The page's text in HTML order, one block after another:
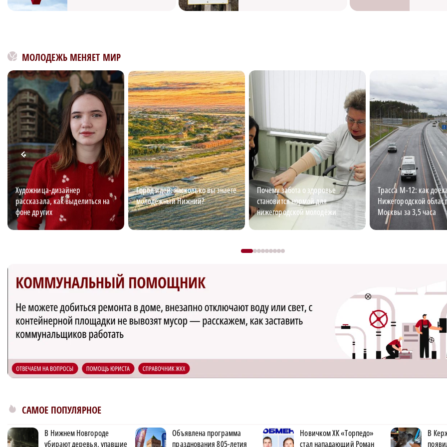
МОЛОДЕЖЬ МЕНЯЕТ МИР
Художница-дизайнер
рассказала, как выделиться на
фоне других
Город идей: насколько вы знаете
молодёжный Нижний?
Почему забота о здоровье
становится нормой для
нижегородской молодёжи
Трасса М‑12: как
Нижегородской
Москвы за 3,5 часа
САМОЕ ПОПУЛЯРНОЕ
В Нижнем Новгороде
убирают деревья, упавшие
Объявлена программа
празднования 805-летия
Новичком ХК «Торпедо»
стал нападающий Роман
В